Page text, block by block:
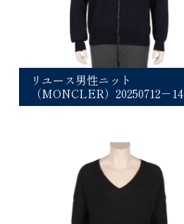
リユース男性ニット
（MONCLER）20250712－14